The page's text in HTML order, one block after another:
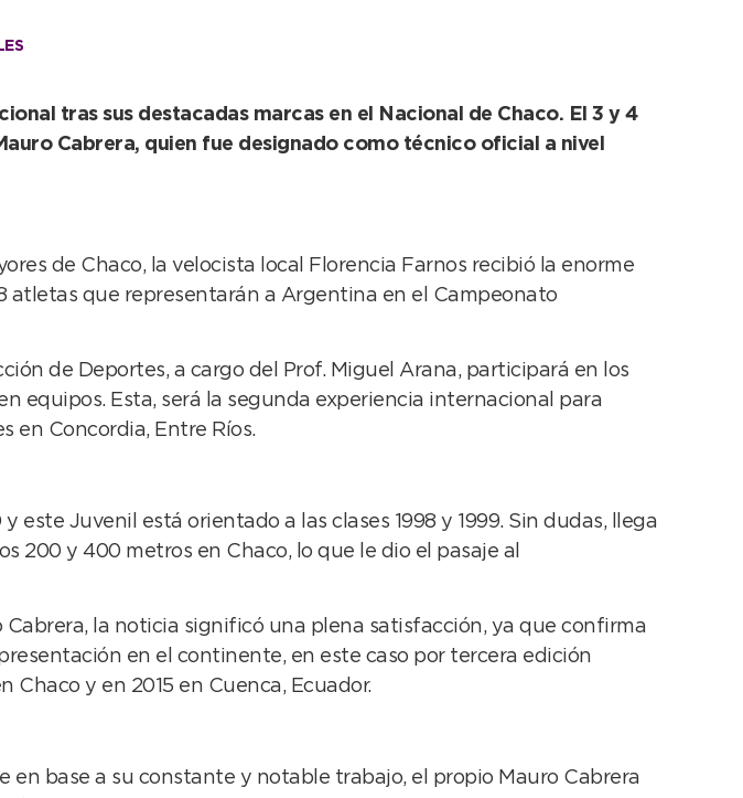
tras sus destacadas marcas en el Nacional de Chaco. El 3 y 4
Cabrera, quien fue designado como técnico oficial a nivel
de Chaco, la velocista local Florencia Farnos recibió la enorme
atletas que representarán a Argentina en el Campeonato
de Deportes, a cargo del Prof. Miguel Arana, participará en los
equipos. Esta, será la segunda experiencia internacional para
en Concordia, Entre Ríos.
Juvenil está orientado a las clases 1998 y 1999. Sin dudas, llega
200 y 400 metros en Chaco, lo que le dio el pasaje al
la noticia significó una plena satisfacción, ya que confirma
en el continente, en este caso por tercera edición
y en 2015 en Cuenca, Ecuador.
en base a su constante y notable trabajo, el propio Mauro Cabrera